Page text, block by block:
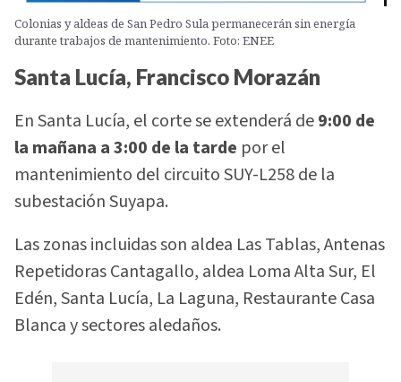
Colonias y aldeas de San Pedro Sula permanecerán sin energía
durante trabajos de mantenimiento. Foto: ENEE
Santa Lucía, Francisco Morazán
En Santa Lucía, el corte se extenderá de9:00 de
la mañana a 3:00 de la tarde por el
mantenimiento del circuito SUY-L258 de la
subestación Suyapa.
Las zonas incluidas son aldea Las Tablas, Antenas
Repetidoras Cantagallo, aldea Loma Alta Sur, El
Edén, Santa Lucía, La Laguna, Restaurante Casa
Blanca y sectores aledaños.